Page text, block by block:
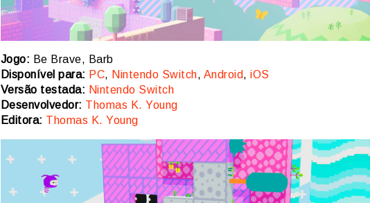
Jogo: Be Brave, Barb
Disponível para: PC, Nintendo Switch, Android, iOS
Versão testada: Nintendo Switch
Desenvolvedor: Thomas K. Young
Editora: Thomas K. Young